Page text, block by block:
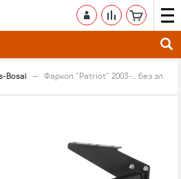
Bosal Фаркоп "Patriot" 2003-.. без зл.